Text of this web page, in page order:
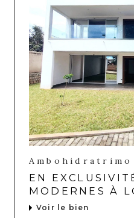
Ambohidratrimo
EN
MODERNES À
Voir le bien